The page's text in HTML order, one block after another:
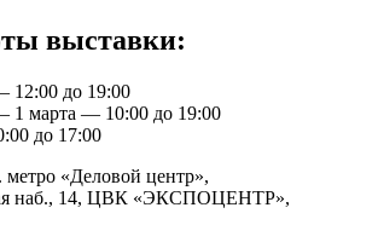
выставки:
12:00 до 19:00
1 марта — 10:00 до 19:00
до 17:00
метро «Деловой центр»,
наб., 14, ЦВК «ЭКСПОЦЕНТР»,